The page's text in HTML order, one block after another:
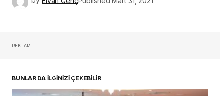
REKLAM
BUNLAR DA İLGİNİZİ ÇEKEBİLİR